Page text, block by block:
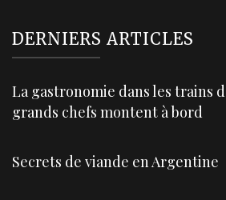
DERNIERS ARTICLES
La gastronomie dans les trains
grands chefs montent à bord
Secrets de viande en Argentine